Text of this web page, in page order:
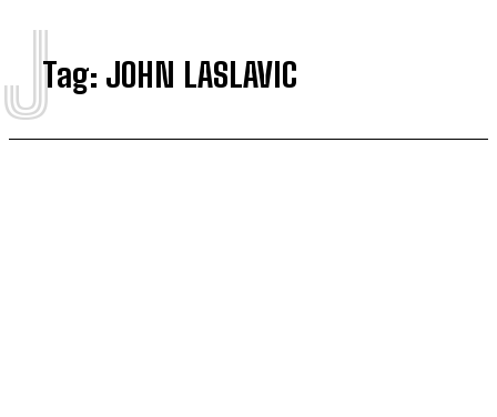
Tag: JOHN LASLAVIC
J